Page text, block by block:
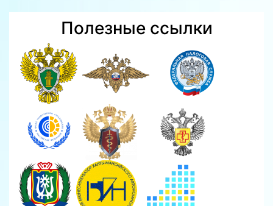
Полезные ссылки